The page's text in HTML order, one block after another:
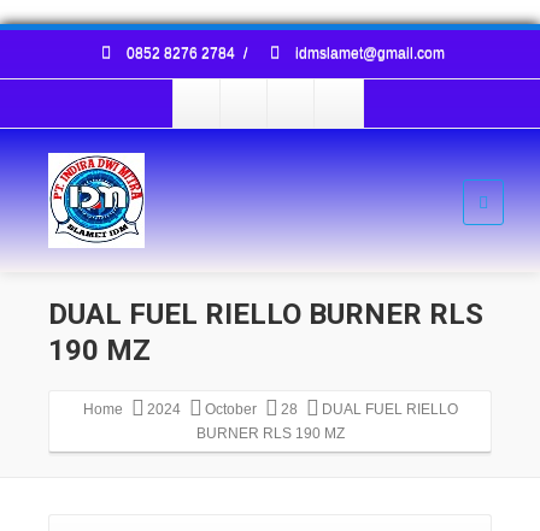
0852 8276 2784 / idmslamet@gmail.com
DUAL FUEL RIELLO BURNER RLS
190 MZ
Home 2024 October 28
DUAL FUEL RIELLO
BURNER RLS 190 MZ